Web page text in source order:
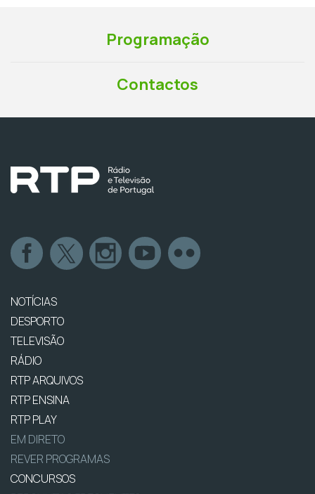
Programação
Contactos
NOTÍCIAS
DESPORTO
TELEVISÃO
RÁDIO
RTP ARQUIVOS
RTP ENSINA
RTP PLAY
EM DIRETO
REVER PROGRAMAS
CONCURSOS